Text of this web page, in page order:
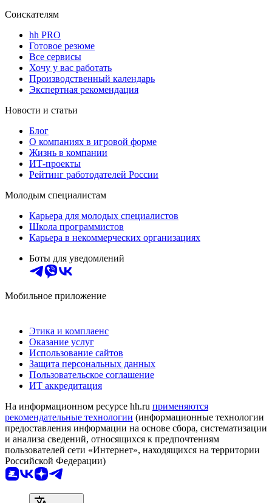
Соискателям
hh PRO
Готовое резюме
Все сервисы
Хочу у вас работать
Производственный календарь
Экспертная рекомендация
Новости и статьи
Блог
О компаниях в игровой форме
Жизнь в компании
ИТ-проекты
Рейтинг работодателей России
Молодым специалистам
Карьера для молодых специалистов
Школа программистов
Карьера в некоммерческих организациях
Боты для уведомлений
Мобильное приложение
Этика и комплаенс
Оказание услуг
Использование сайтов
Защита персональных данных
Пользовательское соглашение
ИТ аккредитация
На информационном ресурсе hh.ru применяются
рекомендательные технологии (информационные технологии
предоставления информации на основе сбора, систематизации
и анализа сведений, относящихся к предпочтениям
пользователей сети «Интернет», находящихся на территории
Российской Федерации)